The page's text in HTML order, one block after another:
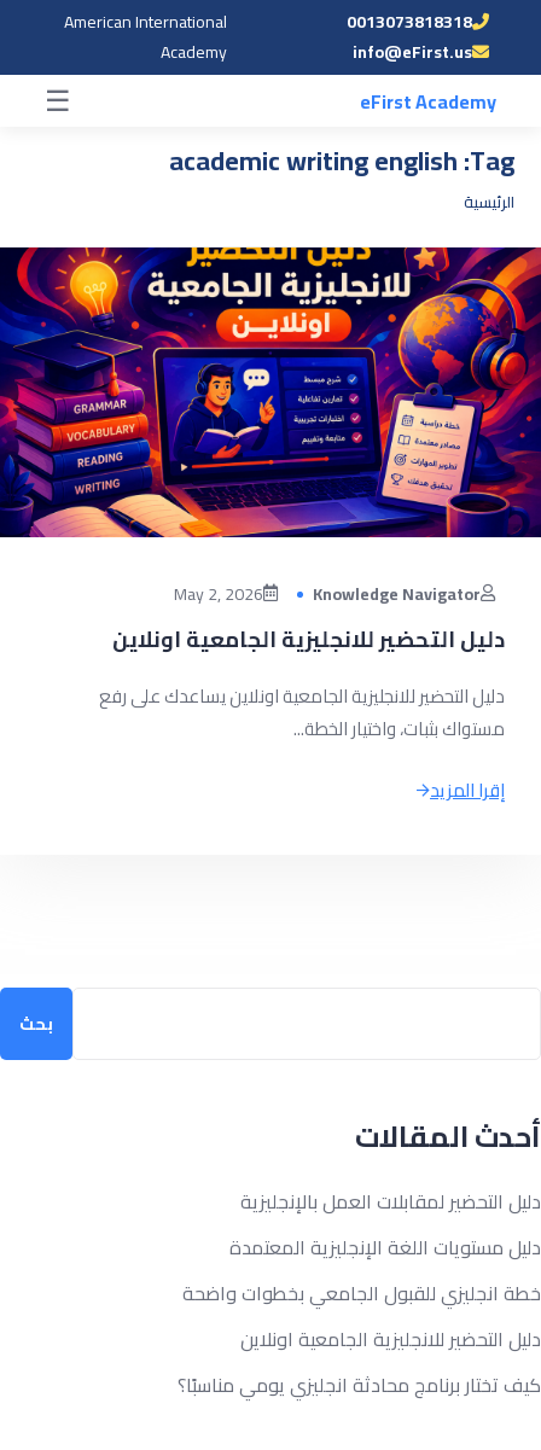
0013073818318
info@eFirst.us
American International
Academy
eFirst Academy
☰
Tag:
academic writing english
الرئيسية
Knowledge Navigator
May 2, 2026
دليل التحضير للانجليزية الجامعية اونلاين
دليل التحضير للانجليزية الجامعية اونلاين يساعدك على رفع
مستواك بثبات، واختيار الخطة...
إقرا المزيد
بحث
المقالات
التحضير لمقابلات العمل بالإنجليزية
مستويات اللغة الإنجليزية المعتمدة
انجليزي للقبول الجامعي بخطوات واضحة
التحضير للانجليزية الجامعية اونلاين
تختار برنامج محادثة انجليزي يومي مناسبًا؟